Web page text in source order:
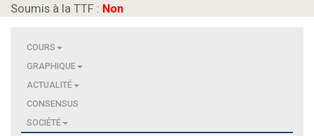
Soumis à la TTF : Non
COURS
GRAPHIQUE
ACTUALITÉ
CONSENSUS
SOCIÉTÉ